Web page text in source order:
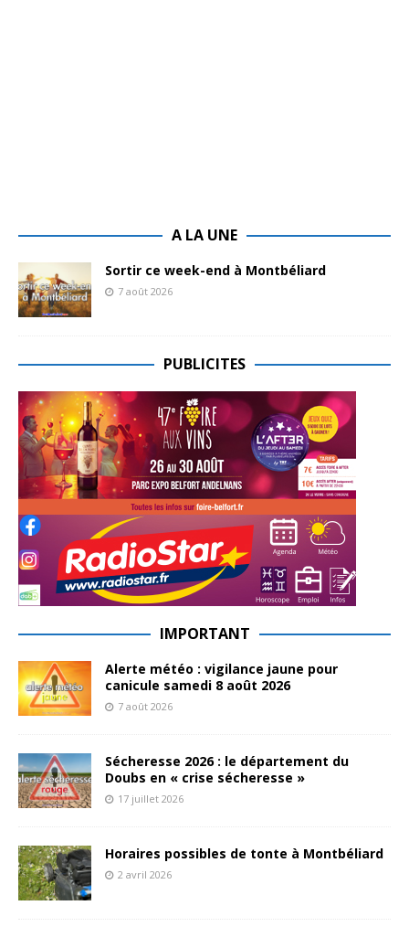
A LA UNE
Sortir ce week-end à Montbéliard
7 août 2026
PUBLICITES
IMPORTANT
Alerte météo : vigilance jaune pour
canicule samedi 8 août 2026
7 août 2026
Sécheresse 2026 : le département du
Doubs en « crise sécheresse »
17 juillet 2026
Horaires possibles de tonte à Montbéliard
2 avril 2026